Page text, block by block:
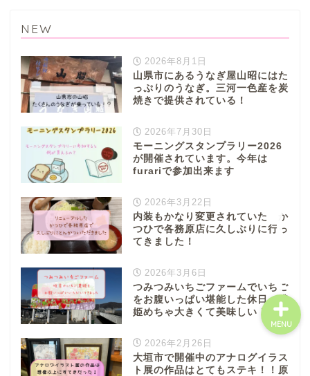
NEW
2026年8月1日
山県市にあるうなぎ屋山昭にはた
っぷりのうなぎ。三河一色産を炭
焼きで提供されている！
2026年7月30日
モーニングスタンプラリー2026
が開催されています。今年は
furariで参加出来ます
2026年3月22日
内装もかなり変更されていた か
つひで各務原店に久しぶりに行っ
てきました！
2026年3月6日
つみつみいちごファームでいちご
をお腹いっぱい堪能した休日。濃
姫めちゃ大きくて美味しい！
2026年2月26日
大垣市で開催中のアナログイラス
ト展の作品はとてもステキ！！原
MENU
美濃加茂市
八百津町
御嵩町
東白川村